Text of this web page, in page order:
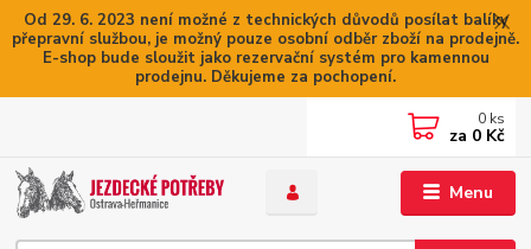
Od 29. 6. 2023 není možné z technických důvodů posílat balíky
přepravní službou, je možný pouze osobní odběr zboží na prodejně.
E-shop bude sloužit jako rezervační systém pro kamennou
prodejnu. Děkujeme za pochopení.
Menu
0 ks
za 0 Kč